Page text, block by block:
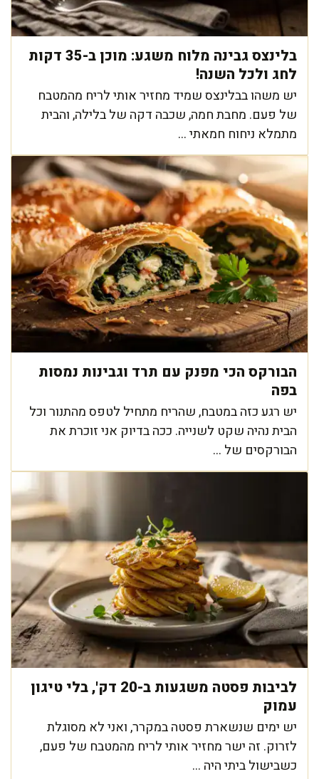
בלינצס גבינה מלוח משגע: מוכן ב-35 דקות
לחג ולכל השנה!
יש משהו בבלינצס שמיד מחזיר אותי לריח מהמטבח
של פעם. מחבת חמה, שכבה דקה של בלילה, והבית
מתמלא ניחוח חמאתי ...
הבורקס הכי מפנק עם תרד וגבינות נמסות
בפה
יש רגע כזה במטבח, שהריח מתחיל לטפס מהתנור וכל
הבית נהיה שקט לשנייה. ככה בדיוק אני זוכרת את
הבורקסים של ...
לביבות פסטה משגעות ב-20 דק', בלי טיגון
עמוק
יש ימים שנשארת פסטה במקרר, ואני לא מסוגלת
לזרוק. זה ישר מחזיר אותי לריח מהמטבח של פעם,
כשבישול ביתי היה ...